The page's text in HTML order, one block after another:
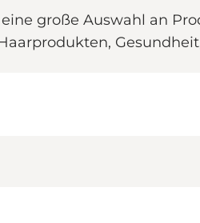
große Auswahl an